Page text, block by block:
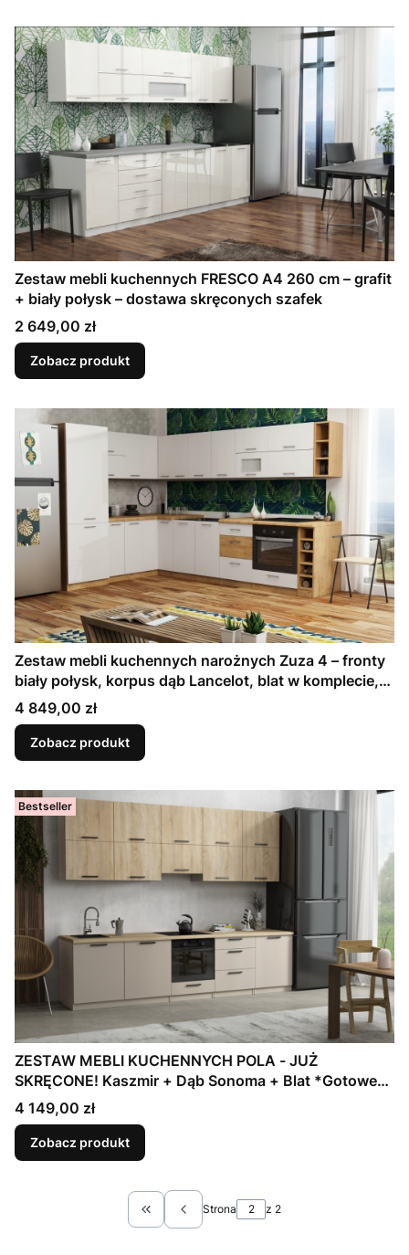
Zestaw mebli kuchennych FRESCO A4 260 cm – grafit
+ biały połysk – dostawa skręconych szafek
Cena
2 649,00 zł
Zobacz produkt
Zestaw mebli kuchennych narożnych Zuza 4 – fronty
biały połysk, korpus dąb Lancelot, blat w komplecie,
meble skręcone, modułowe
Cena
4 849,00 zł
Zobacz produkt
Bestseller
ZESTAW MEBLI KUCHENNYCH POLA - JUŻ
SKRĘCONE! Kaszmir + Dąb Sonoma + Blat *Gotowe
do ustawienia - montaż w 1 dzień*
Cena
4 149,00 zł
Zobacz produkt
Wróć do pierwszej strony z produktami
Strona z 2